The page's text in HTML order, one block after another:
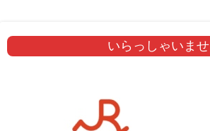
いらっしゃいませ